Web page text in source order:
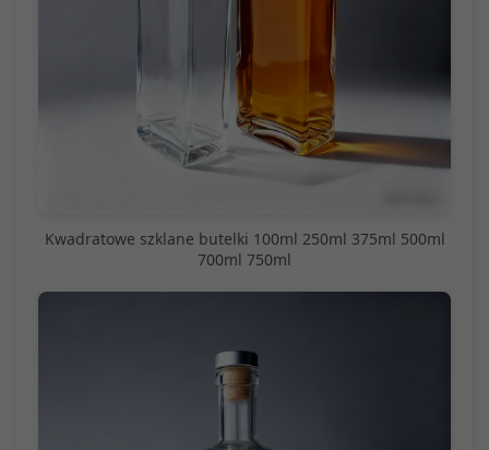
Kwadratowe szklane butelki 100ml 250ml 375ml 500ml
700ml 750ml